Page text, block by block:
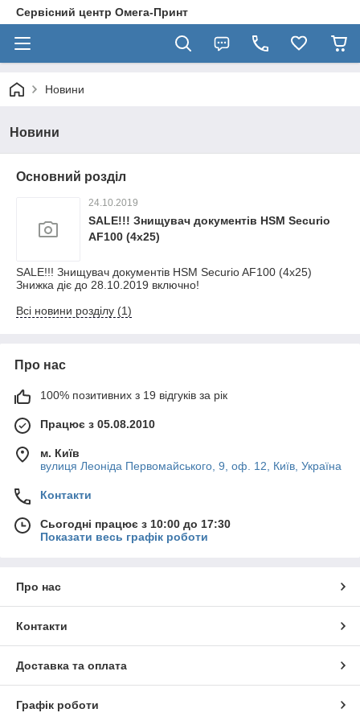
Сервісний центр Омега-Принт
Новини
Новини
Основний розділ
24.10.2019
SALE!!! Знищувач документів HSM Securio
AF100 (4x25)
SALE!!! Знищувач документів HSM Securio AF100 (4x25)
Знижка діє до 28.10.2019 включно!
Всі новини розділу (1)
Про нас
100% позитивних з 19 відгуків за рік
Працює з 05.08.2010
м. Київ
вулиця Леоніда Первомайського, 9, оф. 12, Київ, Україна
Контакти
Сьогодні працює з 10:00 до 17:30
Показати весь графік роботи
Про нас
Контакти
Доставка та оплата
Графік роботи